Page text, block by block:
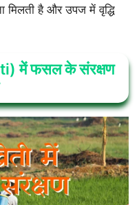
मिलती है और उपज में वृद्धि
में फसल के संरक्षण